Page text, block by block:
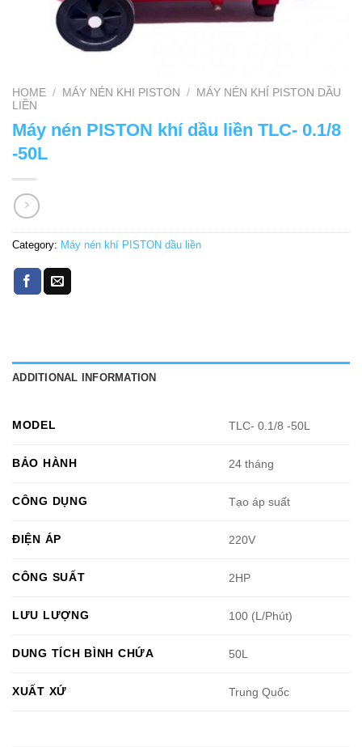
HOME / MÁY NÉN KHI PISTON /
MÁY NÉN KHÍ PISTON DẦU
LIỀN
Máy nén PISTON khí dầu liền TLC- 0.1/8
-50L
Category: Máy nén khí PISTON dầu liền
ADDITIONAL INFORMATION
MODEL TLC- 0.1/8 -50L
BẢO HÀNH 24 tháng
CÔNG DỤNG Tạo áp suất
ĐIỆN ÁP 220V
CÔNG SUẤT 2HP
LƯU LƯỢNG 100 (L/Phút)
DUNG TÍCH BÌNH CHỨA 50L
XUẤT XỨ Trung Quốc